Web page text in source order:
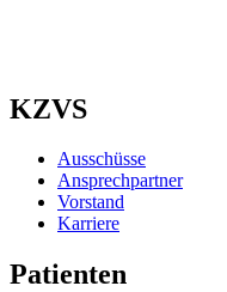
KZVS
Ausschüsse
Ansprechpartner
Vorstand
Karriere
Patienten